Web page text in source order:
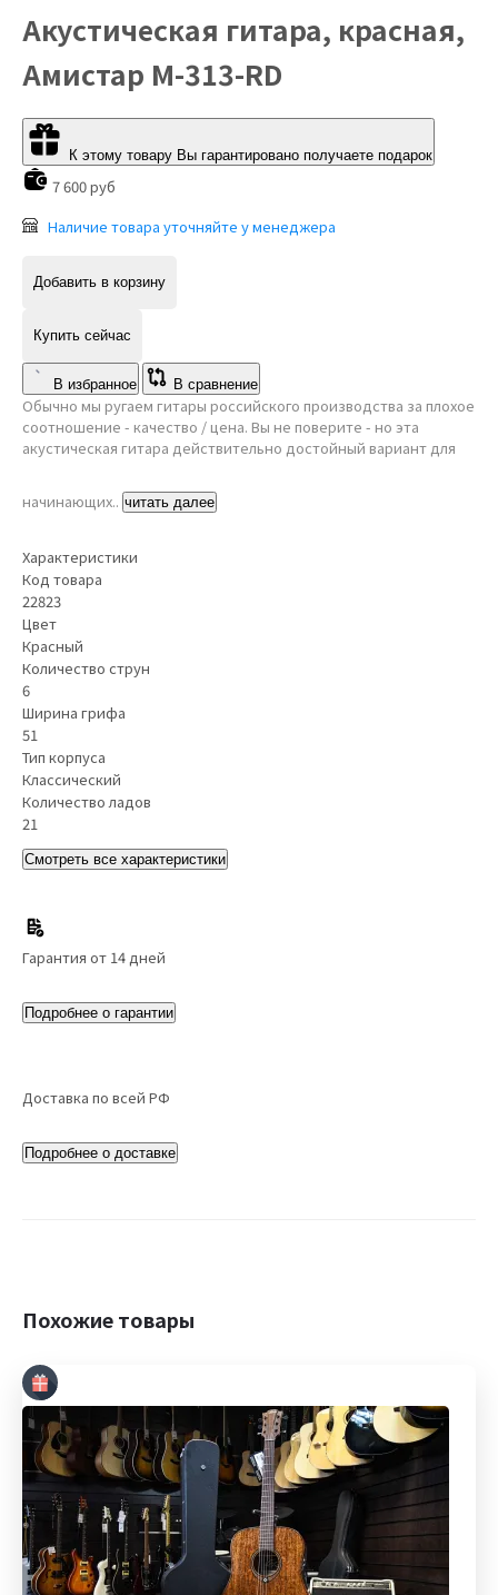
Акустическая гитара, красная,
Амистар M-313-RD
К этому товару Вы гарантировано получаете подарок
7 600 руб
Наличие товара уточняйте у менеджера
Добавить в корзину
Купить сейчас
В избранное В сравнение
Обычно мы ругаем гитары российского производства за плохое
соотношение - качество / цена. Вы не поверите - но эта
акустическая гитара действительно достойный вариант для
начинающих.. читать далее
Характеристики
Код товара
22823
Цвет
Красный
Количество струн
6
Ширина грифа
51
Тип корпуса
Классический
Количество ладов
21
Смотреть все характеристики
Гарантия от 14 дней
Подробнее о гарантии
Доставка по всей РФ
Подробнее о доставке
Похожие товары